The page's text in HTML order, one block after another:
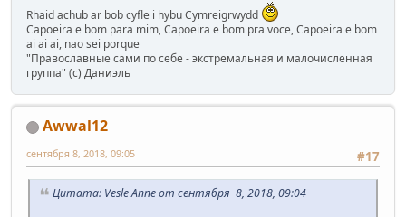
Rhaid achub ar bob cyfle i hybu Cymreigrwydd
Capoeira e bom para mim, Capoeira e bom pra voce, Capoeira e bom
ai ai ai, nao sei porque
"Православные сами по себе - экстремальная и малочисленная
группа" (с) Даниэль
Awwal12
#17
сентября 8, 2018, 09:05
Цитата: Vesle Anne от сентября 8, 2018, 09:04